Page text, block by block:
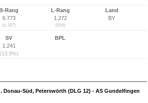
B-Rang
6.773
(4.387)
L-Rang
1.272
(859)
Land
BY
SV
1.241
(13,9%)
BPL
Donau-Süd, Peterswörth (DLG 12) - AS Gundelfingen